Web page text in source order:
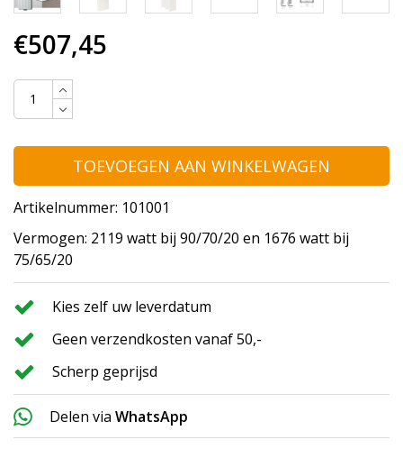
€507,45
TOEVOEGEN AAN WINKELWAGEN
Artikelnummer: 101001
Vermogen: 2119 watt bij 90/70/20 en 1676 watt bij
75/65/20
Kies zelf uw leverdatum
Geen verzendkosten vanaf 50,-
Scherp geprijsd
Delen via WhatsApp